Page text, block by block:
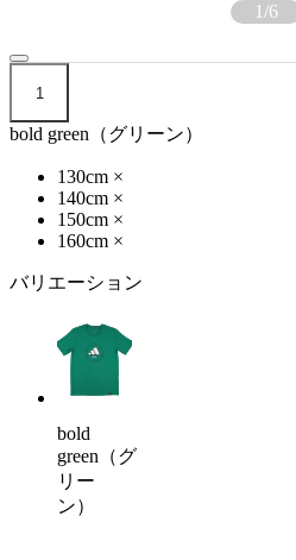
1/6
1
bold green（グリーン）
130cm ×
140cm ×
150cm ×
160cm ×
バリエーション
bold
green（グ
リー
ン）